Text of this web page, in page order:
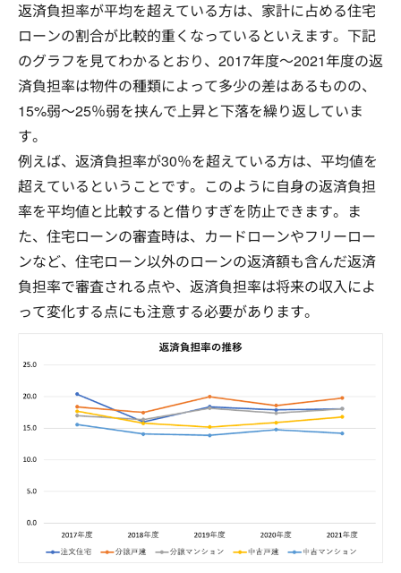
返済負担率が平均を超えている方は、家計に占める住宅
ローンの割合が比較的重くなっているといえます。下記
のグラフを見てわかるとおり、2017年度～2021年度の返
済負担率は物件の種類によって多少の差はあるものの、
15%弱～25％弱を挟んで上昇と下落を繰り返していま
す。
例えば、返済負担率が30％を超えている方は、平均値を
超えているということです。このように自身の返済負担
率を平均値と比較すると借りすぎを防止できます。ま
た、住宅ローンの審査時は、カードローンやフリーロー
ンなど、住宅ローン以外のローンの返済額も含んだ返済
負担率で審査される点や、返済負担率は将来の収入によ
って変化する点にも注意する必要があります。